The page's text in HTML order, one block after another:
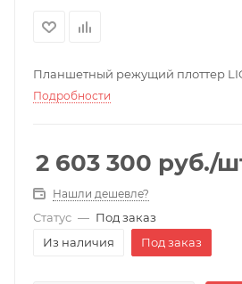
Планшетный режущий плоттер
Подробности
2 603 300 руб./
Нашли дешевле?
Статус — Под заказ
Из наличия
Под заказ